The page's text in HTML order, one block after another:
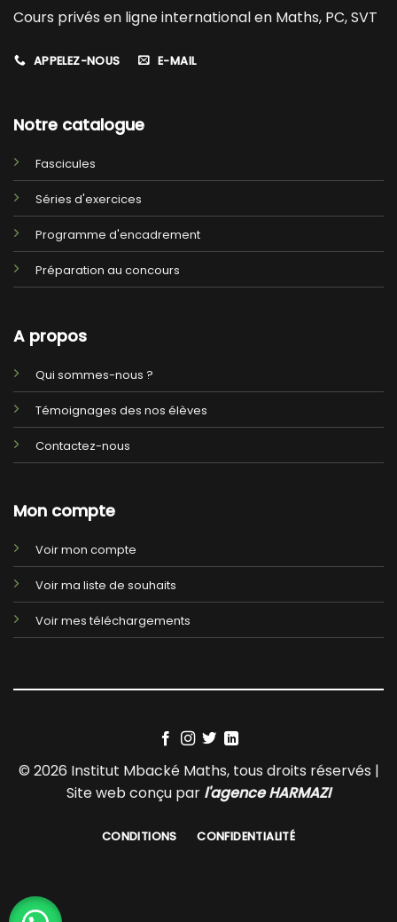
Cours privés en ligne international en Maths, PC, SVT
APPELEZ-NOUS E-MAIL
Notre catalogue
Fascicules
Séries d'exercices
Programme d'encadrement
Préparation au concours
A propos
Qui sommes-nous ?
Témoignages des nos élèves
Contactez-nous
Mon compte
Voir mon compte
Voir ma liste de souhaits
Voir mes téléchargements
© 2026 Institut Mbacké Maths, tous droits réservés |
Site web conçu par l'agence HARMAZI
CONDITIONS CONFIDENTIALITÉ